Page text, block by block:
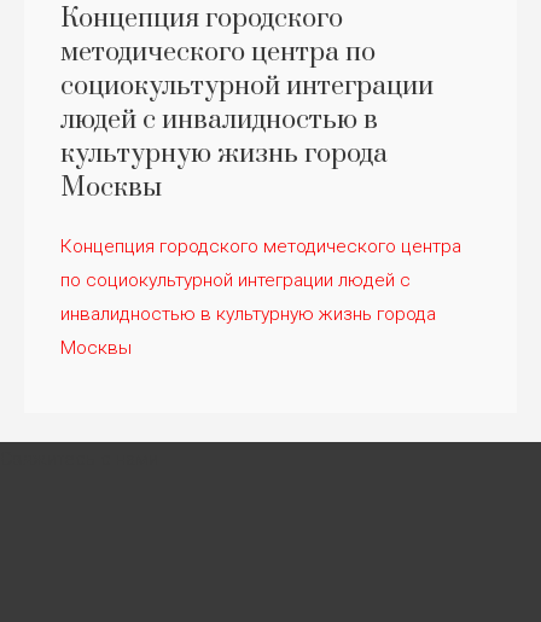
Концепция городского
методического центра по
социокультурной интеграции
людей с инвалидностью в
культурную жизнь города
Москвы
Концепция городского методического центра
по социокультурной интеграции людей с
инвалидностью в культурную жизнь города
Москвы